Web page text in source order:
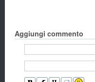
Aggiungi commento